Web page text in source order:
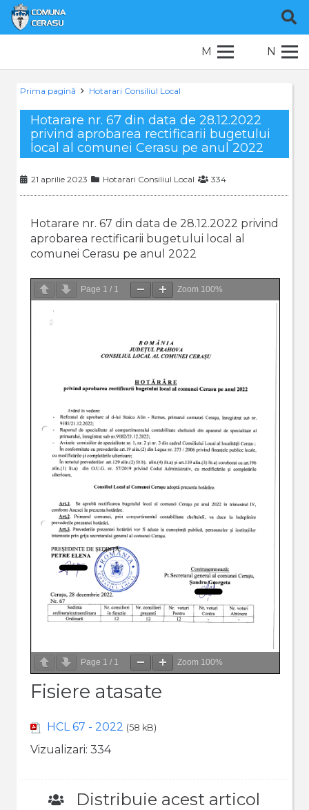
M N
Prima pagină Hotarari Consiliul Local
Hotarare nr. 67 din data de 28.12.2022
privind aprobarea rectificarii bugetului
local al comunei Cerasu pe anul 2022
21 aprilie 2023 Hotarari Consiliul Local 334
Hotarare nr. 67 din data de 28.12.2022 privind
aprobarea rectificarii bugetului local al
comunei Cerasu pe anul 2022
Page 1 / 1 Zoom 100%
Page 1 / 1 Zoom 100%
Fisiere atasate
HCL 67 - 2022 (58 kB)
Vizualizari: 334
Distribuie acest articol